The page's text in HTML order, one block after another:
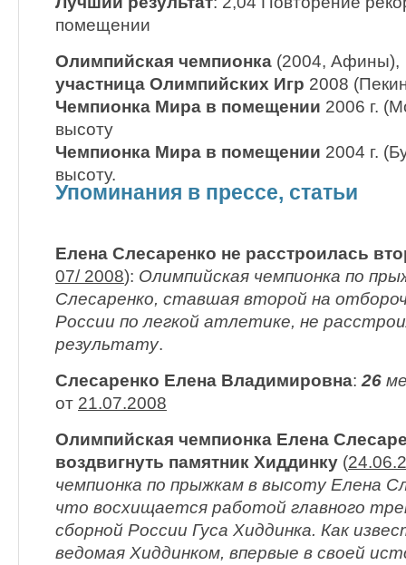
помещении
Олимпийская чемпионка (2004, Афины),
участница Олимпийских Игр 2008
Чемпионка Мира в помещении 2006 г.
высоту
Чемпионка Мира в помещении 2004 г.
высоту.
Упоминания в прессе, статьи
Елена Слесаренко не расстроилась
07/ 2008): Олимпийская чемпионка по
Слесаренко, ставшая второй на
России по легкой атлетике, не
результату.
Слесаренко Елена Владимировна: 26
от 21.07.2008
Олимпийская чемпионка Елена
воздвигнуть памятник Хиддинку (
чемпионка по прыжкам в высоту Елена
что восхищается работой главного
сборной России Гуса Хиддинка. Как
ведомая Хиддинком, впервые в своей